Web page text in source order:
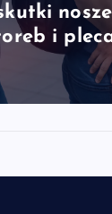
Jakie są
28 lipca, 2026